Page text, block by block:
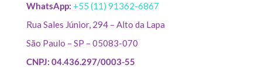
WhatsApp: +55 (11) 91362-6867
Rua Sales Júnior, 294 – Alto da Lapa
São Paulo – SP – 05083-070
CNPJ: 04.436.297/0003-55